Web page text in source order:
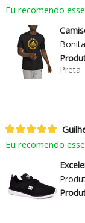
Eu recomendo
Preta
Eu recomendo